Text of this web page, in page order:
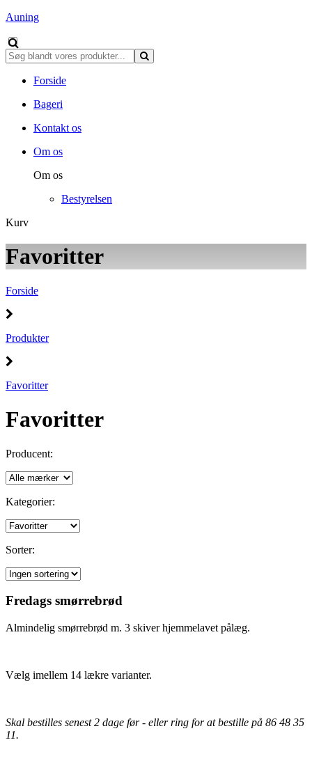
Auning
Forside
Bageri
Kontakt os
Om os
Om os
Bestyrelsen
Kurv
Favoritter
Forside
Produkter
Favoritter
Favoritter
Producent:
Kategorier:
Sorter:
Fredags smørrebrød
Almindelig smørrebrød m. 3 skiver hjemmelavet pålæg.
Vælg imellem 14 lækre varianter.
Skal bestilles senest 2 dage før - eller ring for at bestille på 86 48 35
11.